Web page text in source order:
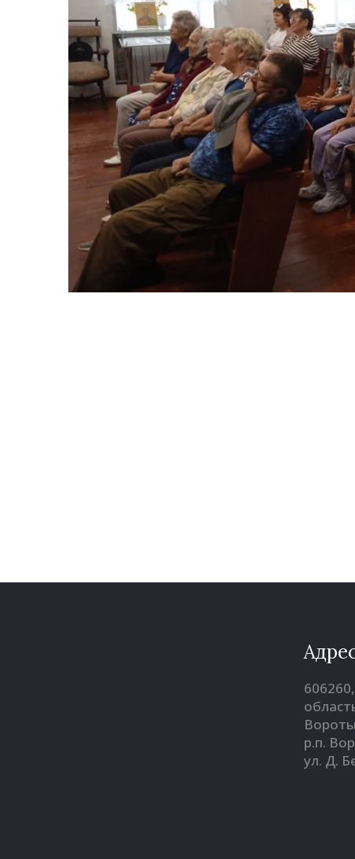
р.п.
ул. Д.